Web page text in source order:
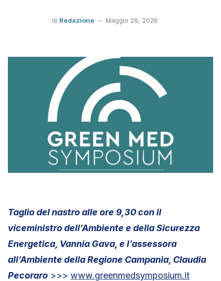
di Redazione– Maggio 26, 2026
Taglio del nastro alle ore 9,30 con il
viceministro dell’Ambiente e della Sicurezza
Energetica, Vannia Gava, e l’assessora
all’Ambiente della Regione Campania, Claudia
Pecoraro >>> www.greenmedsymposium.it